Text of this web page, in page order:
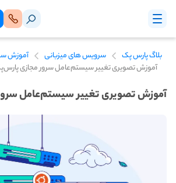
بلاگ پارس پک سرویس های میزبانی
آموزش
آموزش تصویری تغییر سیستم‌عامل سرور مجازی
آموزش تصویری تغییر سیستم‌عامل